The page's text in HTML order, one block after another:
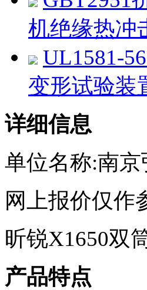
机绝缘热冲
UL1581-
变形试验装
详细信息
单位名称:南
网上报价仅作
昕锐X1650双
产品特点